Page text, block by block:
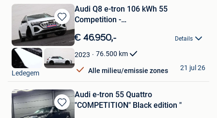
Bewaren
in
Mijn
Favorieten
Audi Q8 e-tron 106 kWh 55
Competition -
€ 46.950,- Details
2023 76.500 km
Alle milieu/emissie zones
Vamauto
Ledegem
21 jul 26
Bewaren
Audi e-tron 55 Quattro
"COMPETITION" Black edition "